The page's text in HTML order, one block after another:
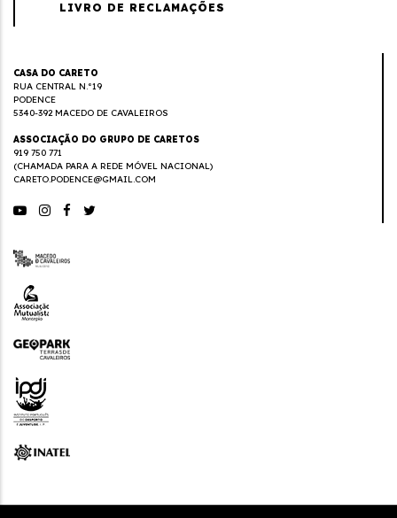
LIVRO DE RECLAMAÇÕES
CASA DO CARETO
RUA CENTRAL N.º19
PODENCE
5340-392 MACEDO DE CAVALEIROS
ASSOCIAÇÃO DO GRUPO DE CARETOS
919 750 771
(CHAMADA PARA A REDE MÓVEL NACIONAL)
CARETO.PODENCE@GMAIL.COM